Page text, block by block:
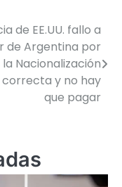
de EE.UU. fallo a
de Argentina por
la Nacionalización
y no hay
que pagar